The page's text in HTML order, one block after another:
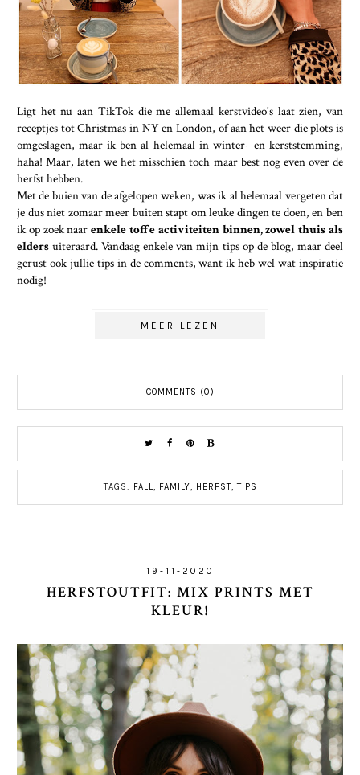
Ligt het nu aan TikTok die me allemaal kerstvideo's laat zien, van
receptjes tot Christmas in NY en London, of aan het weer die plots is
omgeslagen, maar ik ben al helemaal in winter- en kerststemming,
haha! Maar, laten we het misschien toch maar best nog even over de
herfst hebben.
Met de buien van de afgelopen weken, was ik al helemaal vergeten dat
je dus niet zomaar meer buiten stapt om leuke dingen te doen, en ben
ik op zoek naarenkele toffe activiteiten binnen, zowel thuis als
eldersuiteraard. Vandaag enkele van mijn tips op de blog, maar deel
gerust ook jullie tips in de comments, want ik heb wel wat inspiratie
nodig!
MEER LEZEN
COMMENTS (0)
TAGS: FALL, FAMILY, HERFST,TIPS
19-11-2020
HERFSTOUTFIT: MIX PRINTS MET
KLEUR!